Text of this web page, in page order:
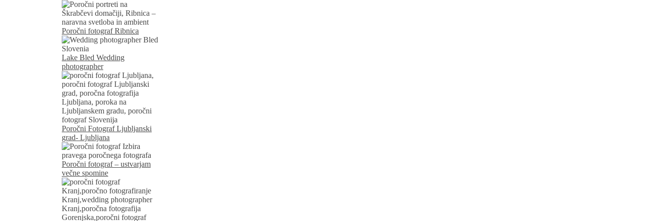
Poročni fotograf Ribnica
Lake Bled Wedding
photographer
Poročni Fotograf Ljubljanski
grad- Ljubljana
Poročni fotograf – ustvarjam
večne spomine